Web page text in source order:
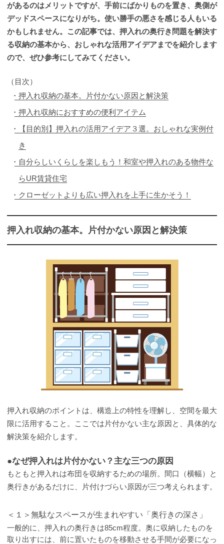
があるのはメリットですが、手前にばかりものを置き、奥側が
デッドスペースになりがち。使い勝手の悪さを感じる人もいる
かもしれません。この記事では、押入れの奥行き問題を解決す
る収納の基本から、おしゃれな活用アイデアまでを紹介します
ので、ぜひ参考にしてみてください。
（目次）
押入れ収納の基本。片付かない原因と解決策
押入れ収納におすすめの便利アイテム
【目的別】押入れの活用アイデア３選。おしゃれな実例付
き
自分らしいくらしを楽しもう！和室や押入れのある物件な
らUR賃貸住宅
クローゼットよりも広い押入れを上手に生かそう！
押入れ収納の基本。片付かない原因と解決策
押入れ収納のポイントは、構造上の特性を理解し、空間を最大
限に活用すること。ここでは片付かない主な原因と、具体的な
解決策を紹介します。
●なぜ押入れは片付かない？主な三つの原因
もともと押入れは布団を収納するための場所。間口（横幅）と
奥行きがあるだけに、片付けづらい原因が三つ考えられます。
＜１＞無駄なスペースが生まれやすい「奥行きの深さ」
一般的に、押入れの奥行きは85cm程度。奥に収納したものを
取り出すには、前に置いたものを移動させる手間が必要になっ